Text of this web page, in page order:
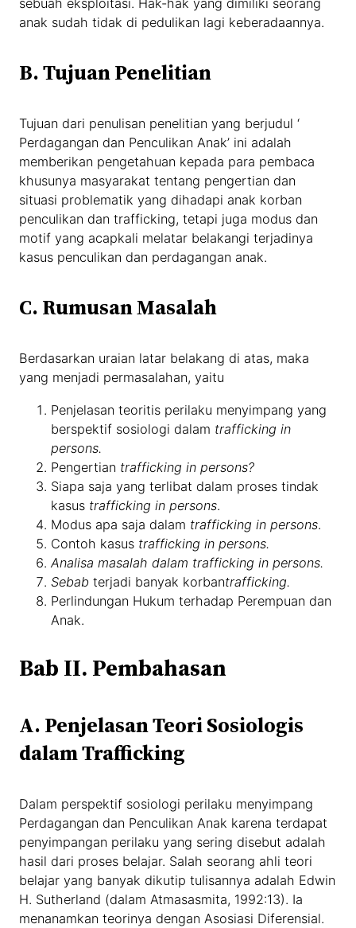
sebuah eksploitasi. Hak-hak yang dimiliki seorang
anak sudah tidak di pedulikan lagi keberadaannya.
B.Tujuan Penelitian
Tujuan dari penulisan penelitian yang berjudul ‘
Perdagangan dan Penculikan Anak’ ini adalah
memberikan pengetahuan kepada para pembaca
khusunya masyarakat tentang pengertian dan
situasi problematik yang dihadapi anak korban
penculikan dan trafficking, tetapi juga modus dan
motif yang acapkali melatar belakangi terjadinya
kasus penculikan dan perdagangan anak.
C.Rumusan Masalah
Berdasarkan uraian latar belakang di atas, maka
yang menjadi permasalahan, yaitu
Penjelasan teoritis perilaku menyimpang yang
berspektif sosiologi dalam trafficking in
persons.
Pengertian trafficking in persons?
Siapa saja yang terlibat dalam proses tindak
kasus trafficking in persons.
Modus apa saja dalam trafficking in persons.
Contoh kasus trafficking in persons.
Analisa masalah dalam trafficking in persons.
Sebabterjadi banyak korbantrafficking.
Perlindungan Hukum terhadap Perempuan dan
Anak.
Bab II. Pembahasan
A.Penjelasan Teori Sosiologis
dalam Trafficking
Dalam perspektif sosiologi perilaku menyimpang
Perdagangan dan Penculikan Anak karena terdapat
penyimpangan perilaku yang sering disebut adalah
hasil dari proses belajar. Salah seorang ahli teori
belajar yang banyak dikutip tulisannya adalah Edwin
H. Sutherland (dalam Atmasasmita, 1992:13). Ia
menanamkan teorinya dengan Asosiasi Diferensial.